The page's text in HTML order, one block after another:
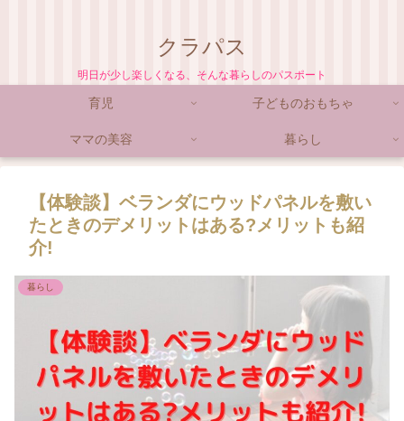
クラパス
明日が少し楽しくなる、そんな暮らしのパスポート
育児 子どものおもちゃ
ママの美容 暮らし
【体験談】ベランダにウッドパネルを敷い
たときのデメリットはある?メリットも紹
介!
暮らし